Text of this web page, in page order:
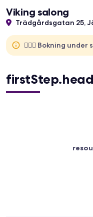
Viking salong
Trädgårdsgatan 25,
🙋🏻‍♂️ Bokning